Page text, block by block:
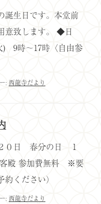
誕生日です。本堂前
意致します。 ◆日
9時～17時〈自由参
: 西龍寺だより
０日 春分の日 １
客殿 参加費無料 ※要
ください）
: 西龍寺だより